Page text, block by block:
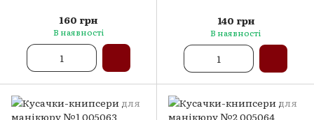
160 грн
В наявності
140 грн
В наявності